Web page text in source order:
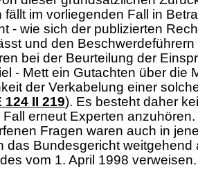
fällt im vorliegenden Fall in
- wie sich der publizierten
und den
bei der Beurteilung der
- Mett ein Gutachten über die
der Verkabelung einer
124 II 219). Es besteht daher
erneut Experten
Fragen waren auch in
das Bundesgericht weitgehend
vom 1. April 1998